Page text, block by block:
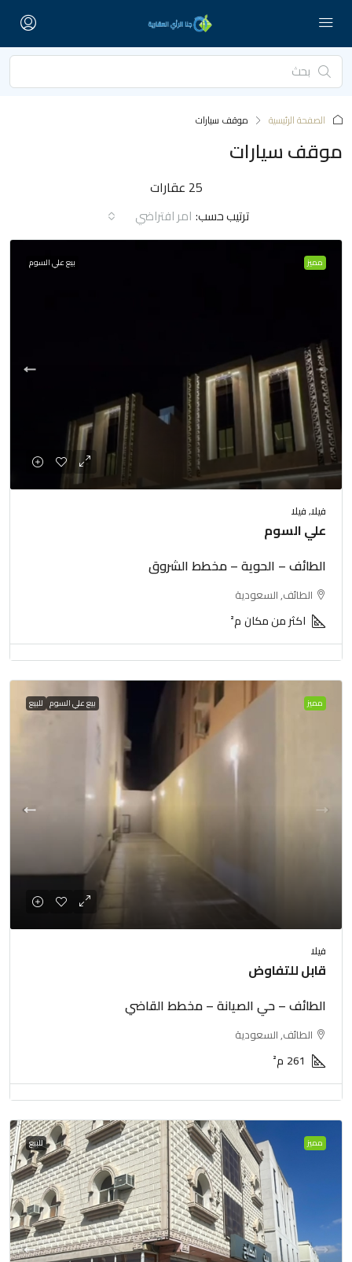
الصفحة الرئيسية موقف سيارات
موقف سيارات
25 عقارات
ترتيب حسب: امر افتراضي
مميز بيع علي السوم
فيلا, فيلا
علي السوم
الطائف – الحوية – مخطط الشروق
الطائف, السعودية
اكثر من مكانم²
مميز بيع علي السوم للبيع
فيلا
قابل للتفاوض
الطائف – حي الصيانة – مخطط القاضي
الطائف, السعودية
261 م²
مميز للبيع